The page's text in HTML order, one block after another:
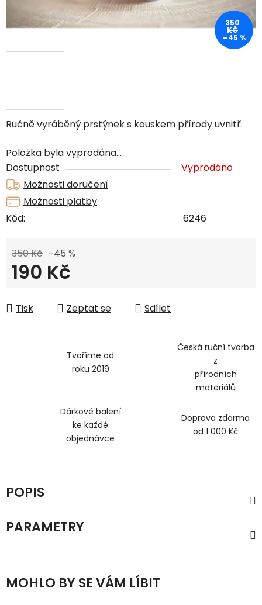
Ručně vyráběný prstýnek s kouskem přírody uvnitř.
Položka byla vyprodána…
Dostupnost
Vyprodáno
Možnosti doručení
Možnosti platby
Kód:
6246
350 Kč –45 %
190 Kč
Tisk
Zeptat se Sdílet
350
KČ
–45 %
Tvoříme od
roku 2019
Česká ruční tvorba
z
přírodních
materiálů
Dárkové balení
ke každé
objednávce
Doprava zdarma
od 1 000 Kč
POPIS
PARAMETRY
MOHLO BY SE VÁM LÍBIT